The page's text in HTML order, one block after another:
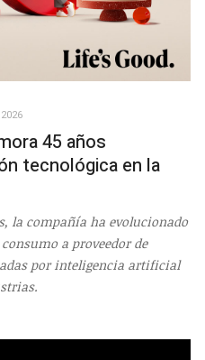
45 años
tecnológica en la
la compañía ha evolucionado
a proveedor de
por inteligencia artificial